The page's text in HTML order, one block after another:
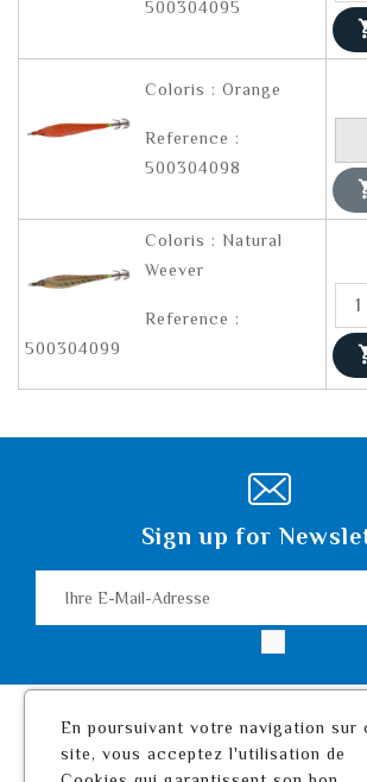
500304095
Coloris : Orange
Reference :
500304098
Coloris : Natural
Weever
Reference :
500304099
Sign up for
Ihr Konto
En poursuivant votre navigation sur
site, vous acceptez l'utilisation de